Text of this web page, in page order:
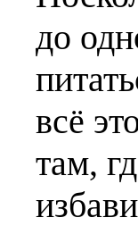
до
всё
там,